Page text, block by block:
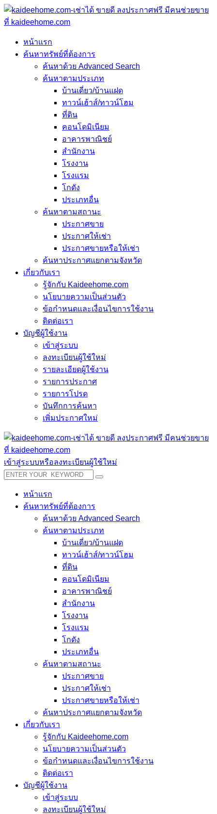
หน้าแรก
ค้นหาทรัพย์ที่ต้องการ
ค้นหาด้วย Advanced Search
ค้นหาตามประเภท
บ้านเดี่ยว/บ้านแฝด
ทาวน์เฮ้าส์/ทาวน์โฮม
ที่ดิน
คอนโดมิเนียม
อาคารพาณิชย์
สำนักงาน
โรงงาน
โรงแรม
โกดัง
ประเภทอื่น
ค้นหาตามสถานะ
ประกาศขาย
ประกาศให้เช่า
ประกาศขายหรือให้เช่า
ค้นหาประกาศแยกตามจังหวัด
เกี่ยวกับเรา
รู้จักกับ Kaideehome.com
นโยบายความเป็นส่วนตัว
ข้อกำหนดและเงื่อนไขการใช้งาน
ติดต่อเรา
บัญชีผู้ใช้งาน
เข้าสู่ระบบ
ลงทะเบียนผู้ใช้ใหม่
รายละเอียดผู้ใช้งาน
รายการประกาศ
รายการโปรด
บันทึกการค้นหา
เพิ่มประกาศใหม่
เข้าสู่ระบบหรือลงทะเบียนผู้ใช้ใหม่
หน้าแรก
ค้นหาทรัพย์ที่ต้องการ
ค้นหาด้วย Advanced Search
ค้นหาตามประเภท
บ้านเดี่ยว/บ้านแฝด
ทาวน์เฮ้าส์/ทาวน์โฮม
ที่ดิน
คอนโดมิเนียม
อาคารพาณิชย์
สำนักงาน
โรงงาน
โรงแรม
โกดัง
ประเภทอื่น
ค้นหาตามสถานะ
ประกาศขาย
ประกาศให้เช่า
ประกาศขายหรือให้เช่า
ค้นหาประกาศแยกตามจังหวัด
เกี่ยวกับเรา
รู้จักกับ Kaideehome.com
นโยบายความเป็นส่วนตัว
ข้อกำหนดและเงื่อนไขการใช้งาน
ติดต่อเรา
บัญชีผู้ใช้งาน
เข้าสู่ระบบ
ลงทะเบียนผู้ใช้ใหม่